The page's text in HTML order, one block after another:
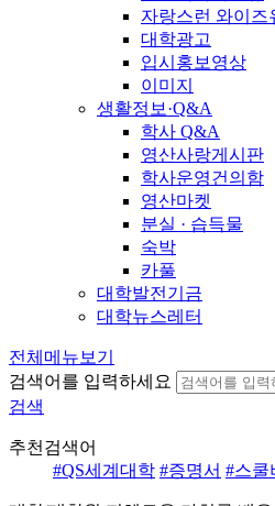
자랑스런 와이즈
대학광고
입시홍보영상
이미지
생활정보·Q&A
학사 Q&A
영산사랑게시판
학사운영건의함
영산마켓
분실 · 습득물
숙박
카풀
대학발전기금
대학뉴스레터
전체메뉴보기
검색어를 입력하세요
검색
추천검색어
#QS세계대학 #증명서 #스쿨